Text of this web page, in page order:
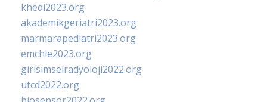
khedi2023.org
akademikgeriatri2023.org
marmarapediatri2023.org
emchie2023.org
girisimselradyoloji2022.org
utcd2022.org